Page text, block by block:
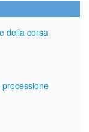
della corsa